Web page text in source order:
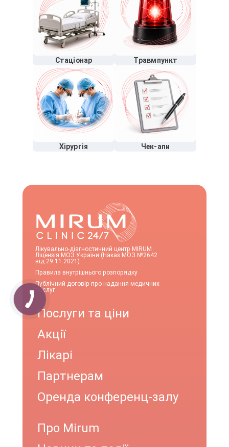
Стаціонар Травмпункт
Хірургія Чек-апи
Лікувально-діагностичний центр MIRUM
Ліцензія МОЗ України (Наказ МОЗ №2642
від 29.11.2021)
Правила внутрішнього розпорядку
Публічний договір про надання медичних
послуг
Послуги та ціни
Акції
Лікарі
Партнерам
Оренда конференц-залу
Про Mirum